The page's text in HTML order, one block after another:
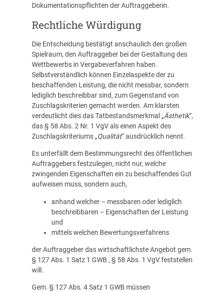
Dokumentationspflichten der Auftraggeberin.
Rechtliche Würdigung
Die Entscheidung bestätigt anschaulich den großen
Spielraum, den Auftraggeber bei der Gestaltung des
Wettbewerbs in Vergabeverfahren haben.
Selbstverständlich können Einzelaspekte der zu
beschaffenden Leistung, die nicht messbar, sondern
lediglich beschreibbar sind, zum Gegenstand von
Zuschlagskriterien gemacht werden. Am klarsten
verdeutlicht dies das Tatbestandsmerkmal „Ästhetik“,
das § 58 Abs. 2 Nr. 1 VgV als einen Aspekt des
Zuschlagskriteriums „Qualität“ ausdrücklich nennt.
Es unterfällt dem Bestimmungsrecht des öffentlichen
Auftraggebers festzulegen, nicht nur, welche
zwingenden Eigenschaften ein zu beschaffendes Gut
aufweisen muss, sondern auch,
anhand welcher – messbaren oder lediglich
beschreibbaren – Eigenschaften der Leistung
und
mittels welchen Bewertungsverfahrens
der Auftraggeber das wirtschaftlichste Angebot gem.
§ 127 Abs. 1 Satz 1 GWB , § 58 Abs. 1 VgV feststellen
will.
Gem. § 127 Abs. 4 Satz 1 GWB müssen